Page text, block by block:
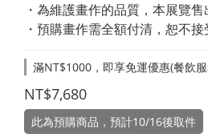
・為維護畫作的品質，本展覽售
・預購畫作需全額付清，恕不接
滿NT$1000，即享免運優惠(餐飲
NT$7,680
此為預購商品，預計10/16後取件